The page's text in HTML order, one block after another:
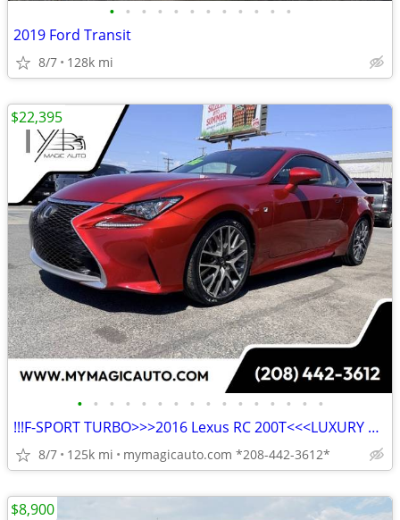
• • • • • • • • • • • •
2019 Ford Transit
8/7 128k mi
• • • • • • • • • • • • • • • •
!!!F-SPORT TURBO>>>2016 Lexus RC 200T<<<LUXURY AND SPORTY!!!
8/7 125k mi mymagicauto.com *208-442-3612*
$22,395
$8,900